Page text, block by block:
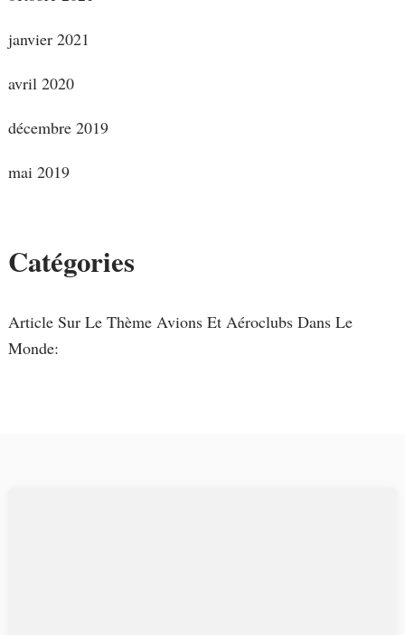
janvier 2021
avril 2020
décembre 2019
mai 2019
Catégories
Article Sur Le Thème Avions Et Aéroclubs Dans Le
Monde: